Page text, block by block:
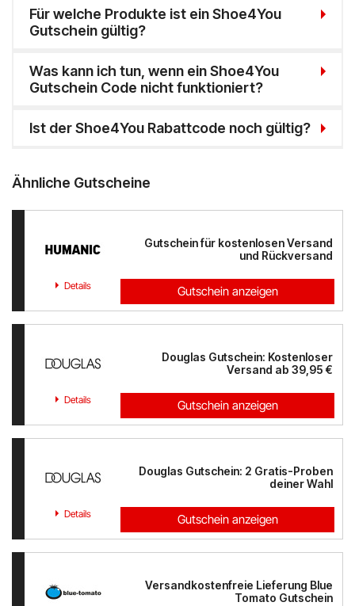
Für welche Produkte ist ein Shoe4You
Gutschein gültig?
Was kann ich tun, wenn ein Shoe4You
Gutschein Code nicht funktioniert?
Ist der Shoe4You Rabattcode noch gültig?
Ähnliche Gutscheine
Gutschein für kostenlosen Versand
und Rückversand
Details Gutschein anzeigen
Douglas Gutschein: Kostenloser
Versand ab 39,95 €
Details Gutschein anzeigen
Douglas Gutschein: 2 Gratis-Proben
deiner Wahl
Details Gutschein anzeigen
Versandkostenfreie Lieferung Blue
Tomato Gutschein